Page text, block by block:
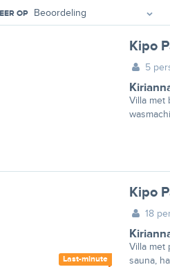
OP
Kipo
5
Villa met
Last-minute
Kipo
18
Villa met
sauna,